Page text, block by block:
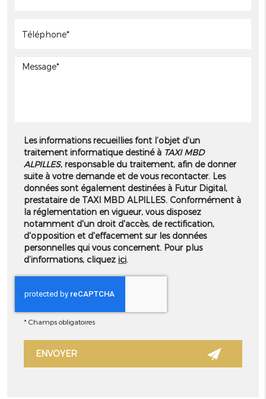
Les informations recueillies font l’objet d’un
traitement informatique destiné àTAXI MBD
ALPILLES, responsable du traitement, afin de donner
suite à votre demande et de vous recontacter. Les
données sont également destinées à Futur Digital,
prestataire de TAXI MBD ALPILLES. Conformément à
la réglementation en vigueur, vous disposez
notamment d'un droit d'accès, de rectification,
d'opposition et d'effacement sur les données
personnelles qui vous concernent. Pour plus
d’informations, cliquez ici.
* Champs obligatoires